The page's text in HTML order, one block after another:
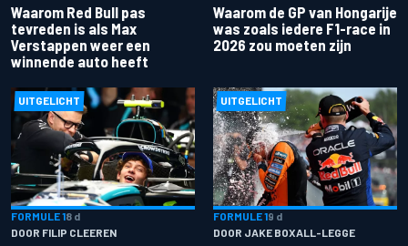
Waarom Red Bull pas
tevreden is als Max
Verstappen weer een
winnende auto heeft
Waarom de GP van Hongarije
was zoals iedere F1-race in
2026 zou moeten zijn
UITGELICHT
FORMULE 18 d
DOOR FILIP CLEEREN
UITGELICHT
FORMULE 19 d
DOOR JAKE BOXALL-LEGGE